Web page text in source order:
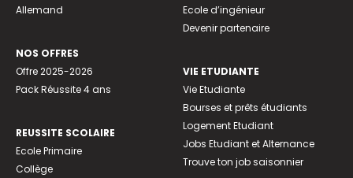
Allemand
NOS OFFRES
Offre 2025-2026
Pack Réussite 4 ans
REUSSITE SCOLAIRE
Ecole Primaire
Collège
Ecole d’ingénieur
Devenir partenaire
VIE ETUDIANTE
Vie Etudiante
Bourses et prêts étudiants
Logement Etudiant
Jobs Etudiant et Alternance
Trouve ton job saisonnier